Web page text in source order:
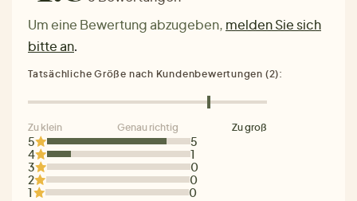
Um eine Bewertung abzugeben, melden Sie sich
bitte an.
5
5
4
1
3
0
2
0
1
0
Tatsächliche Größe nach Kundenbewertungen (2):
Zu klein Genau richtig Zu groß